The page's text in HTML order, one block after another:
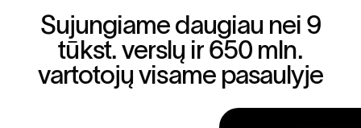
Sujungiame daugiau nei 9
tūkst. verslų ir 650 mln.
vartotojų visame pasaulyje